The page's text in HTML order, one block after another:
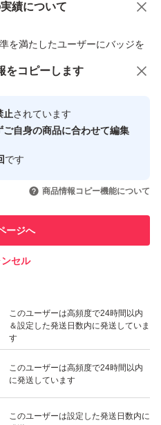
績について
を満たしたユーザーにバッジを
心・安全なユーザーです
引を完了させた実績があります
での取引実績があります
このユーザーは高頻度で24時間以内
＆設定した発送日数内に発送していま
す
このユーザーは高頻度で24時間以内
に発送しています
このユーザーは設定した発送日数内に
商品への質問
をコピーします
止されています
ご自身の商品に合わせて編集
です
商品情報コピー機能について
ージへ
セル
スメ
いいね！
4,300